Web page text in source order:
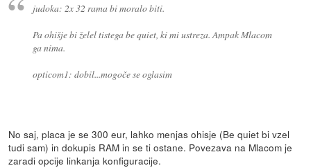
judoka: 2x 32 rama bi moralo biti.
Pa ohišje bi želel tistega be quiet, ki mi ustreza. Ampak Mlacom
ga nima.
opticom1: dobil...mogoče se oglasim
No saj, placa je se 300 eur, lahko menjas ohisje (Be quiet bi vzel
tudi sam) in dokupis RAM in se ti ostane. Povezava na Mlacom je
zaradi opcije linkanja konfiguracije.